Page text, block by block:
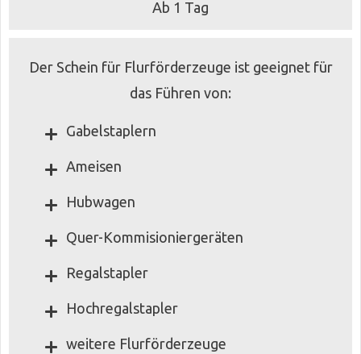
Ab 1 Tag
Der Schein für Flurförderzeuge ist geeignet für
das Führen von:
Gabelstaplern
Ameisen
Hubwagen
Quer-Kommisioniergeräten
Regalstapler
Hochregalstapler
weitere Flurförderzeuge